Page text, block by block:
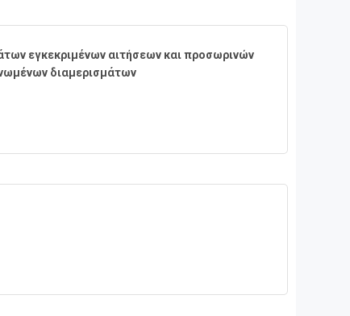
εγκεκριμένων αιτήσεων και προσωρινών
διαμερισμάτων